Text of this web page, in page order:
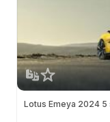
Lotus Emeya 2024 5